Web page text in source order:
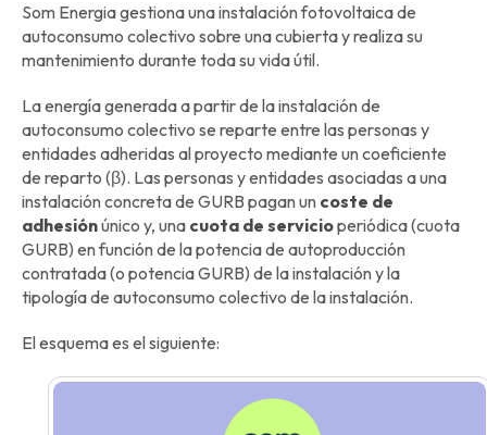
Som Energia gestiona una instalación fotovoltaica de
autoconsumo colectivo sobre una cubierta y realiza su
mantenimiento durante toda su vida útil.
La energía generada a partir de la instalación de
autoconsumo colectivo se reparte entre las personas y
entidades adheridas al proyecto mediante un coeficiente
de reparto (β). Las personas y entidades asociadas a una
instalación concreta de GURB pagan un coste de
adhesiónúnico y, una cuota de servicioperiódica (cuota
GURB) en función de la potencia de autoproducción
contratada (o potencia GURB) de la instalación y la
tipología de autoconsumo colectivo de la instalación.
El esquema es el siguiente: